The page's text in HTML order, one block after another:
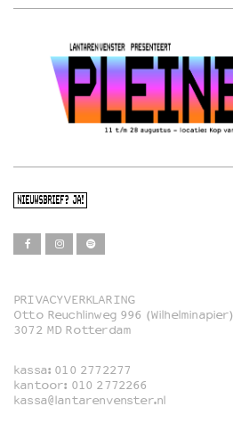
NIEUWSBRIEF? JA!
Film
Familie
Film in English
PRIVACYVERKLARING
Otto Reuchlinweg 996 (Wilhelminapier)
3072 MD Rotterdam
kassa: 010 2772277
kantoor: 010 2772266
kassa@lantarenvenster.nl